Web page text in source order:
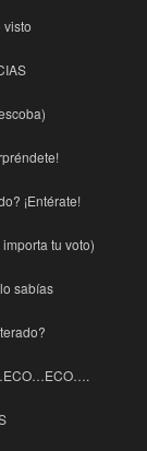
visto
¡Entérate!
tu voto)
sabías